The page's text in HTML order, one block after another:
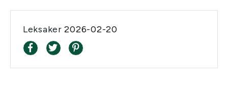
Leksaker2026-02-20